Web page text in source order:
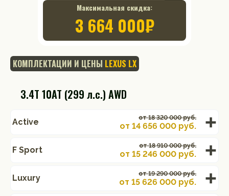
Максимальная скидка:
3 664 000₽
КОМПЛЕКТАЦИИ И ЦЕНЫ LEXUS LX
3.4T 10AT (299 л.с.) AWD
Active от 18 320 000 руб.
от 14 656 000 руб.
F Sport от 18 910 000 руб.
от 15 246 000 руб.
Luxury от 19 290 000 руб.
от 15 626 000 руб.